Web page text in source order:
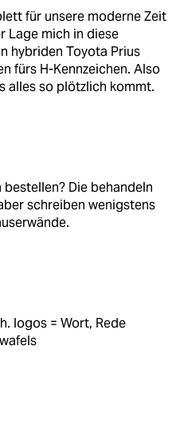
für unsere moderne Zeit
Lage mich in diese
hybriden Toyota Prius
fürs H-Kennzeichen. Also
alles so plötzlich kommt.
Die behandeln
schreiben wenigstens
logos = Wort, Rede